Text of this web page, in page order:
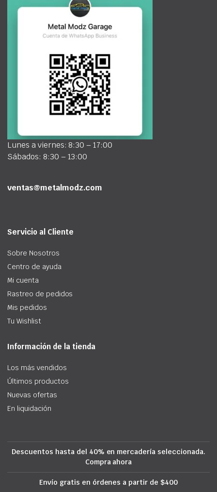
Lunes a viernes: 8:30 – 17:00
Sábados: 8:30 – 13:00
ventas@metalmodz.com
Servicio al Cliente
Sobre Nosotros
Centro de ayuda
Mi cuenta
Rastreo de pedidos
Mis pedidos
Tu Wishlist
Información de la tienda
Los más vendidos
Últimos productos
Nuevas ofertas
En liquidación
Descuentos hasta del 40% en mercadería seleccionada.
Compra ahora
Envío gratis en órdenes a partir de $400